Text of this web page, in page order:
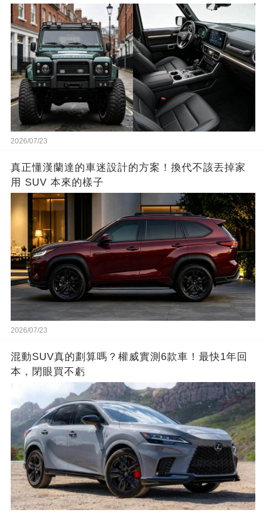
2026/07/23
真正懂漢蘭達的車迷設計的方案！換代不該丟掉家
用 SUV 本來的樣子
2026/07/23
混動SUV真的劃算嗎？權威實測6款車！最快1年回
本，閉眼買不虧